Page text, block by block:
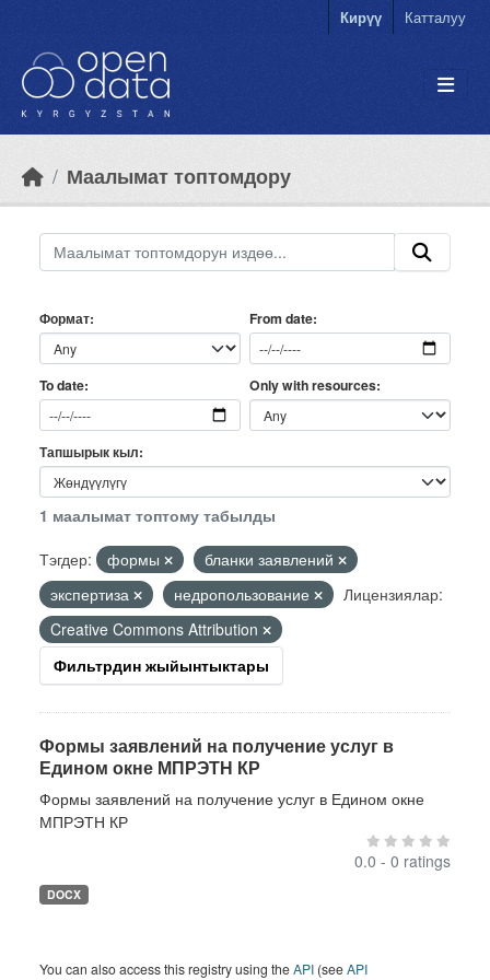
Кирүү Катталуу
Маалымат топтомдору
Формат From date
To date Only with resources
Тапшырык кыл
1 маалымат топтому табылды
Тэгдер:
формы
бланки заявлений
экспертиза
недропользование
Лицензиялар:
Creative Commons Attribution
Фильтрдин жыйынтыктары
Формы заявлений на получение услуг в
Едином окне МПРЭТН КР
Формы заявлений на получение услуг в Едином окне
МПРЭТН КР
0.0 - 0 ratings
DOCX
You can also access this registry using theAPI (seeAPI